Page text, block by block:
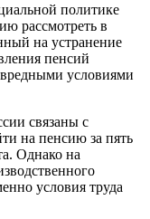
политике
рассмотреть в
на устранение
пенсий
условиями
связаны с
на пенсию за пять
Однако на
условия труда